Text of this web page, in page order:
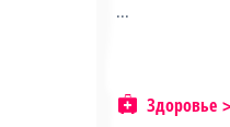
...
Здоровье